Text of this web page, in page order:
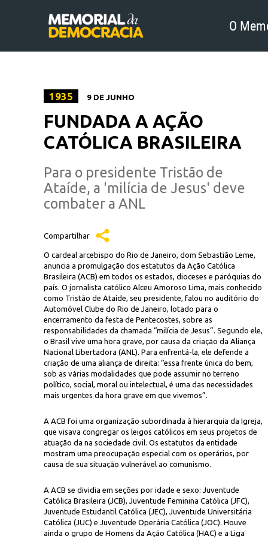
O
1935 9 DE JUNHO
FUNDADA A AÇÃO
CATÓLICA BRASILEIRA
Para o presidente Tristão de
Ataíde, a 'milícia de Jesus' deve
combater a ANL
Compartilhar
O cardeal arcebispo do Rio de Janeiro, dom Sebastião Leme,
anuncia a promulgação dos estatutos da Ação Católica
Brasileira (ACB) em todos os estados, dioceses e paróquias do
país. O jornalista católico Alceu Amoroso Lima, mais conhecido
como Tristão de Ataíde, seu presidente, falou no auditório do
Automóvel Clube do Rio de Janeiro, lotado para o
encerramento da festa de Pentecostes, sobre as
responsabilidades da chamada “milícia de Jesus”. Segundo ele,
o Brasil vive uma hora grave, por causa da criação da Aliança
Nacional Libertadora (ANL). Para enfrentá-la, ele defende a
criação de uma aliança de direita: “essa frente única do bem,
sob as várias modalidades que pode assumir no terreno
político, social, moral ou intelectual, é uma das necessidades
mais urgentes da hora grave em que vivemos”.
A ACB foi uma organização subordinada à hierarquia da Igreja,
que visava congregar os leigos católicos em seus projetos de
atuação da na sociedade civil. Os estatutos da entidade
mostram uma preocupação especial com os operários, por
causa de sua situação vulnerável ao comunismo.
A ACB se dividia em seções por idade e sexo: Juventude
Católica Brasileira (JCB), Juventude Feminina Católica (JFC),
Juventude Estudantil Católica (JEC), Juventude Universitária
Católica (JUC) e Juventude Operária Católica (JOC). Houve
ainda o grupo de Homens da Ação Católica (HAC) e a Liga
Católica Brasileira, praça 15 de Junho, Rio de Janeiro
Acervo Me. Maria Teresa/Inst.